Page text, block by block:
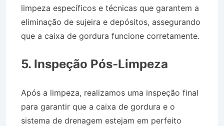
limpeza específicos e técnicas que garantem a
eliminação de sujeira e depósitos, assegurando
que a caixa de gordura funcione corretamente.
5. Inspeção Pós-Limpeza
Após a limpeza, realizamos uma inspeção final
para garantir que a caixa de gordura e o
sistema de drenagem estejam em perfeito